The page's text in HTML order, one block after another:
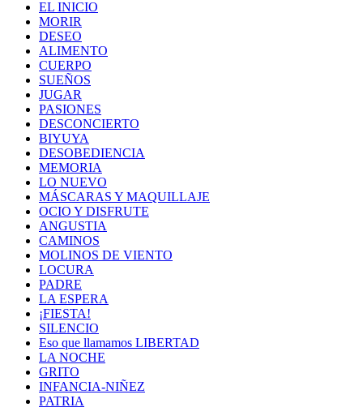
EL INICIO
MORIR
DESEO
ALIMENTO
CUERPO
SUEÑOS
JUGAR
PASIONES
DESCONCIERTO
BIYUYA
DESOBEDIENCIA
MEMORIA
LO NUEVO
MÁSCARAS Y MAQUILLAJE
OCIO Y DISFRUTE
ANGUSTIA
CAMINOS
MOLINOS DE VIENTO
LOCURA
PADRE
LA ESPERA
¡FIESTA!
SILENCIO
Eso que llamamos LIBERTAD
LA NOCHE
GRITO
INFANCIA-NIÑEZ
PATRIA